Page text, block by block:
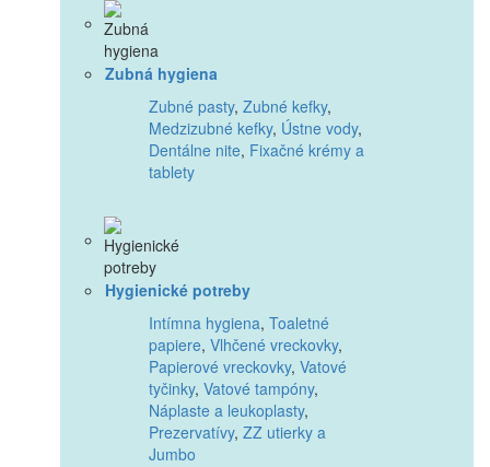
Zubná hygiena
Zubné pasty, Zubné kefky,
Medzizubné kefky, Ústne vody,
Dentálne nite, Fixačné krémy a
tablety
Hygienické potreby
Intímna hygiena, Toaletné
papiere, Vlhčené vreckovky,
Papierové vreckovky, Vatové
tyčinky, Vatové tampóny,
Náplaste a leukoplasty,
Prezervatívy, ZZ utierky a
Jumbo